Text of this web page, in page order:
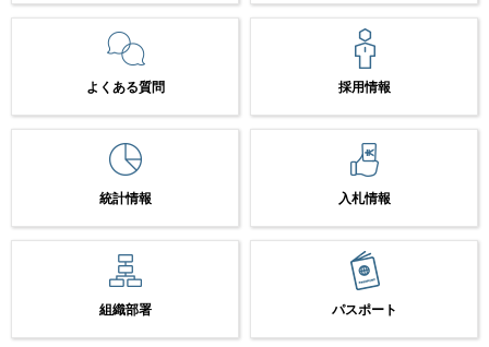
よくある質問 採用情報
統計情報 入札情報
組織部署 パスポート